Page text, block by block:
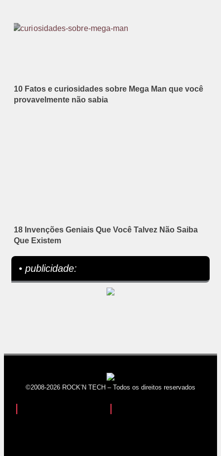
10 Fatos e curiosidades sobre Mega Man que você
provavelmente não sabia
18 Invenções Geniais Que Você Talvez Não Saiba
Que Existem
• publicidade:
©2008-2026 ROCK’N TECH – Todos os direitos reservados